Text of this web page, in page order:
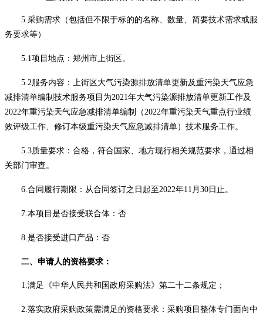
5.采购需求（包括但不限于标的的名称、数量、简要技术需求或服
务要求等）
5.1项目地点：郑州市上街区 。
5.2服务内容：上街区大气污染源排放清单更新及重污染天气应急
减排清单编制技术服务项目为2021年大气污染源排放清单更新工作及
2022年重污染天气应急减排清单编制（2022年重污染天气重点行业绩
效评级工作、修订本级重污染天气应急减排清单）技术服务工作。
5.3质量要求：合格，符合国家、地方现行相关规范要求，通过相
关部门审查。
6.合同履行期限： 从合同签订之日起至2022年11月30日止。
7.本项目是否接受联合体：否
8.是否接受进口产品：否
二、申请人的资格要求：
1.满足《中华人民共和国政府采购法》第二十二条规定；
2.落实政府采购政策需满足的资格要求：采购项目整体专门面向中